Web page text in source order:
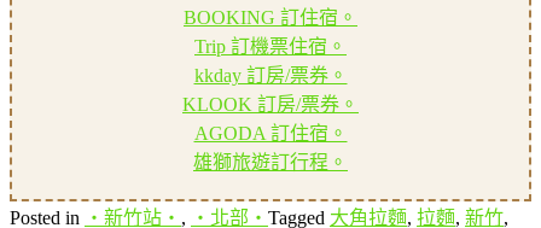
BOOKING 訂住宿。
Trip 訂機票住宿。
kkday 訂房/票券。
KLOOK 訂房/票券。
AGODA 訂住宿。
雄獅旅遊訂行程。
Posted in ‧新竹站‧ , ‧北部‧ Tagged 大角拉麵, 拉麵, 新竹,